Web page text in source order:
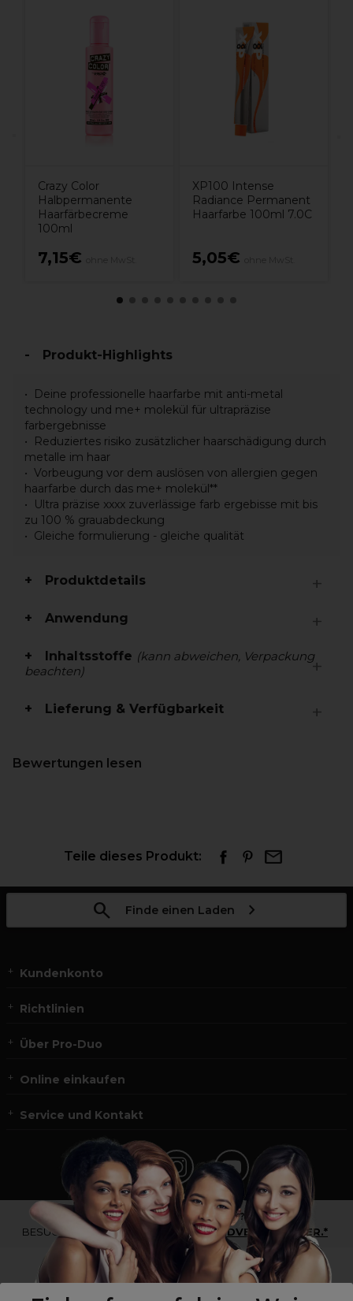
Crazy Color
Halbpermanente
Haarfärbecreme
100ml
7,15€
XP100 Intense
Radiance Permanent
Haarfarbe 100ml 7.0C
5,05€
Produkt-Highlights
Deine professionelle haarfarbe mit anti-metal
technology und me+ molekül für ultrapräzise
farbergebnisse
Reduziertes risiko zusätzlicher haarschädigung durch
metalle im haar
Vorbeugung vor dem auslösen von allergien gegen
haarfarbe durch das me+ molekül**
Ultra präzise xxxx zuverlässige farb ergebisse mit bis
zu 100 % grauabdeckung
Gleiche formulierung - gleiche qualität
Produktdetails
Anwendung
Inhaltsstoffe (kann abweichen, Verpackung
beachten)
Lieferung & Verfügbarkeit
Bewertungen lesen
Teile dieses Produkt:
Finde einen Laden
Kundenkonto
Richtlinien
Über Pro-Duo
Online einkaufen
Service und Kontakt
*Du bist kein Profikunde?
BESUCHE
UNSERE WEBSEITE FÜR ENDVERBRAUCHER.*